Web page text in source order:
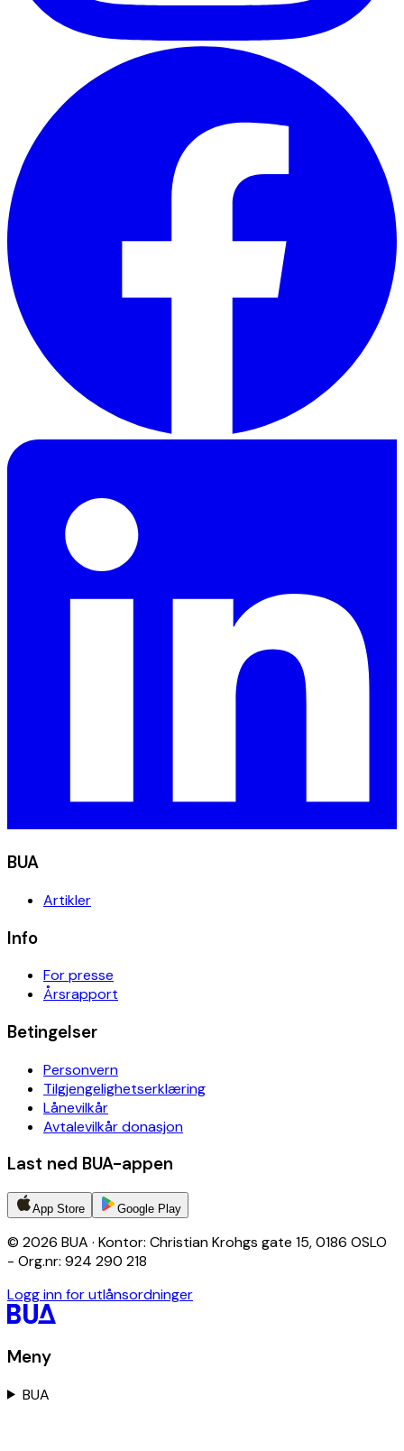
BUA
Artikler
Info
For presse
Årsrapport
Betingelser
Personvern
Tilgjengelighetserklæring
Lånevilkår
Avtalevilkår donasjon
Last ned BUA-appen
App Store Google Play
© 2026 BUA · Kontor: Christian Krohgs gate 15, 0186 OSLO
- Org.nr: 924 290 218
Logg inn for utlånsordninger
Meny
BUA